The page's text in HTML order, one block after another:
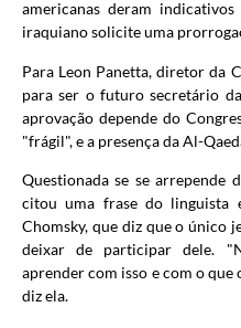
americanas deram
iraquiano solicite uma
Para Leon Panetta, diretor da
para ser o futuro secretário
aprovação depende do
"frágil", e a presença da Al-
Questionada se se arrepende
citou uma frase do linguista
Chomsky, que diz que o único
deixar de participar dele.
aprender com isso e com o que
diz ela.